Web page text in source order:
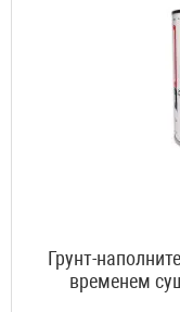
Грунт-
временем